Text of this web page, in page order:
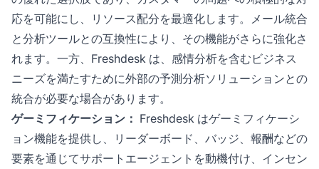
応を可能にし、リソース配分を最適化します。メール統合
と分析ツールとの互換性により、その機能がさらに強化さ
れます。一方、Freshdesk は、感情分析を含むビジネス
ニーズを満たすために外部の予測分析ソリューションとの
統合が必要な場合があります。
ゲーミフィケーション： Freshdesk はゲーミフィケーシ
ョン機能を提供し、リーダーボード、バッジ、報酬などの
要素を通じてサポートエージェントを動機付け、インセン